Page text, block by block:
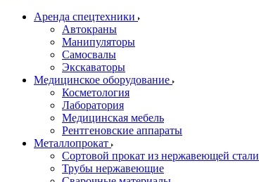
Аренда спецтехники
Автокраны
Манипуляторы
Самосвалы
Экскаваторы
Медицинское оборудование
Косметология
Лаборатория
Медицинская мебель
Рентгеновские аппараты
Металлопрокат
Сортовой прокат из нержавеющей стали
Трубы нержавеющие